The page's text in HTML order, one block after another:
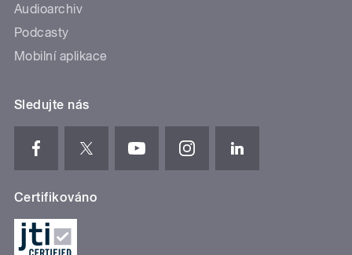
Audioarchiv
Podcasty
Mobilní aplikace
Sledujte nás
Certifikováno